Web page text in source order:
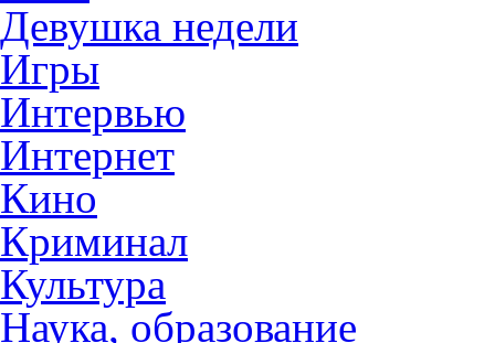
Девушка недели
Игры
Интервью
Интернет
Кино
Криминал
Культура
Наука, образование